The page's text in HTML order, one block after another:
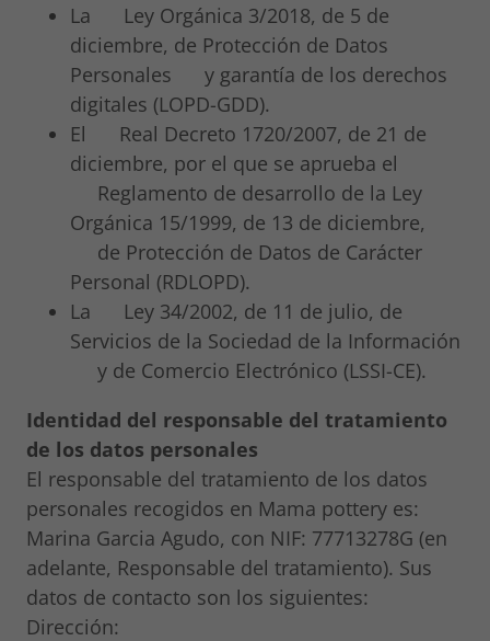
La Ley Orgánica 3/2018, de 5 de
diciembre, de Protección de Datos
Personales y garantía de los derechos
digitales (LOPD-GDD).
El Real Decreto 1720/2007, de 21 de
diciembre, por el que se aprueba el
Reglamento de desarrollo de la Ley
Orgánica 15/1999, de 13 de diciembre,
de Protección de Datos de Carácter
Personal (RDLOPD).
La Ley 34/2002, de 11 de julio, de
Servicios de la Sociedad de la Información
y de Comercio Electrónico (LSSI-CE).
Identidad del responsable del tratamiento
de los datos personales
El responsable del tratamiento de los datos
personales recogidos en Mama pottery es:
Marina Garcia Agudo, con NIF: 77713278G (en
adelante, Responsable del tratamiento). Sus
datos de contacto son los siguientes:
Dirección: